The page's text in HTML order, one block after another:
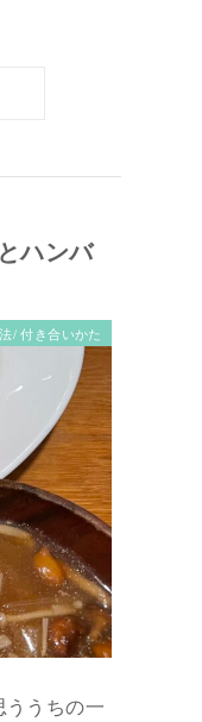
ハンバ
/ 付き合いかた
うちの一